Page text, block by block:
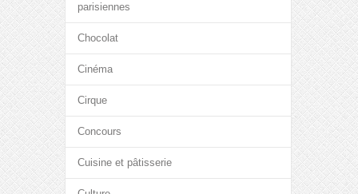
parisiennes
Chocolat
Cinéma
Cirque
Concours
Cuisine et pâtisserie